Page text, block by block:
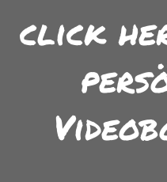
click